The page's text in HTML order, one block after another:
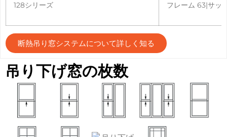
128シリーズ フレーム 63|サッ
断熱吊り窓システムについて詳しく知る
吊り下げ窓の枚数